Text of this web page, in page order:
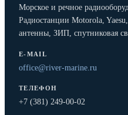
Морское и речное
Радиостанции Motorola,
антенны, ЗИП, спутниковая
E-MAIL
office@river-marine.ru
ТЕЛЕФОН
+7 (381) 249-00-02